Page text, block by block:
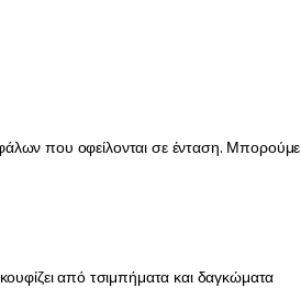
που οφείλονται σε ένταση. Μπορούμε
από τσιμπήματα και δαγκώματα